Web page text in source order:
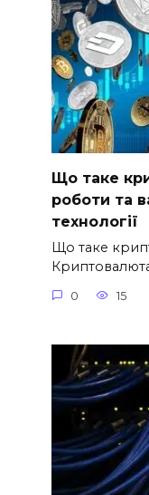
Що таке
роботи та
технології
Що таке
0 15